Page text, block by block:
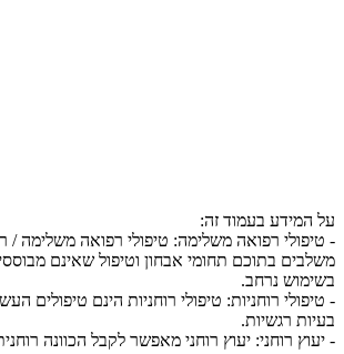
על המידע בעמוד זה:
- טיפולי רפואה משלימה: טיפולי רפואה משלימה /
משלבים בתוכם תחומי אבחון וטיפול שאינם
בשימוש נרחב.
- טיפולי רוחניות: טיפולי רוחניות הינם טיפולים
בעיות רגשיות.
- יעוץ רוחני: יעוץ רוחני מאפשר לקבל הכוונה